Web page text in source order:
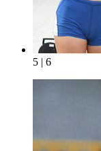
5 | 6